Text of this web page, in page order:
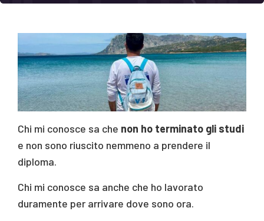
Chi mi conosce sa che non ho terminato gli studi
e non sono riuscito nemmeno a prendere il
diploma.
Chi mi conosce sa anche che ho lavorato
duramente per arrivare dove sono ora.